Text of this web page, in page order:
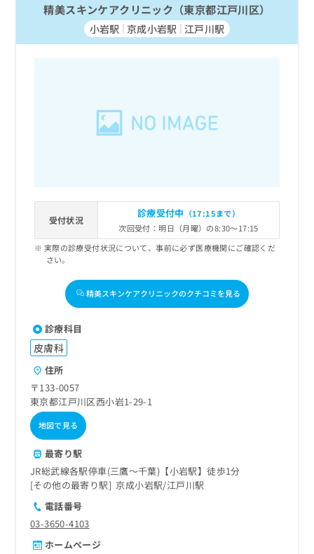
精美スキンケアクリニック（東京都江戸川区）
小岩駅 京成小岩駅 江戸川駅
受付状況
診療受付中 （17:15まで）
次回受付：明日（月曜）の8:30～17:15
実際の診療受付状況について、事前に必ず医療機関にご確認くだ
さい。
精美スキンケアクリニックのクチコミを見る
診療科目
皮膚科
住所
〒133-0057
東京都江戸川区西小岩1-29-1
地図で見る
最寄り駅
JR総武線各駅停車(三鷹～千葉)【小岩駅】徒歩1分
その他の最寄り駅
京成小岩駅 江戸川駅
電話番号
03-3650-4103
ホームページ